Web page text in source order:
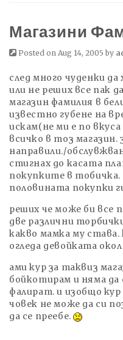
Магазини
Posted on Aug 14, 2005 by
след много чуденки да
или не реших все пак
магазин фамилия в
известно губене на
искам(не ми е по
всичко в тоз магазин.
направили./
стигнах до касата
покупките в тобичка.
половината покупки
реших че може би все
две различни
какво мамка му става.
огледа девойката
ами кур за таквиз
бойкотирам и няма
фалират. и изобщо
човек не може да си
да се преебе.